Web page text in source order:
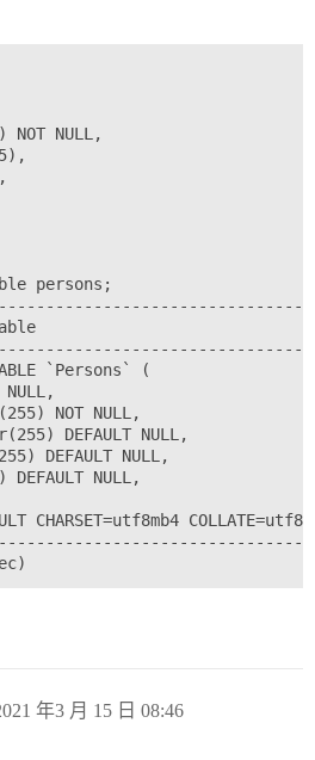
NULL,
persons;
Table
`Persons` (
NULL,
NOT NULL,
DEFAULT NULL,
DEFAULT NULL,
DEFAULT NULL,
CHARSET=utf8mb4
年3 月 15 日 08:46